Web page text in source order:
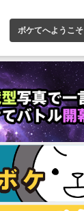
ボケてへようこそ